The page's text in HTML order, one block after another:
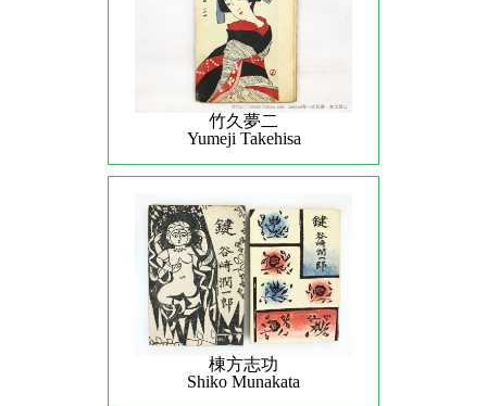
竹久夢二
Yumeji Takehisa
棟方志功
Shiko Munakata